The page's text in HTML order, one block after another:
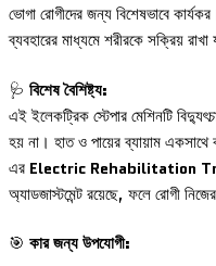
ভোগা রোগীদের জন্য বিশেষভাবে
ব্যবহারের মাধ্যমে শরীরকে সক্রিয়
🩺 বিশেষ বৈশিষ্ট্য:
এই ইলেকট্রিক স্টেপার মেশিনটি
হয় না। হাত ও পায়ের ব্যায়াম
এর Electric Rehabilitation
অ্যাডজাস্টমেন্ট রয়েছে, ফলে রোগী
🎯 কার জন্য উপযোগী: